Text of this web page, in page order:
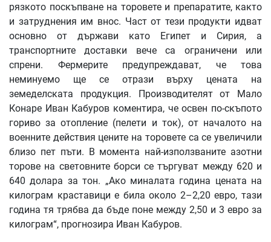
рязкото поскъпване на торовете и препаратите, както
и затруднения им внос. Част от тези продукти идват
основно от държави като Египет и Сирия, а
транспортните доставки вече са ограничени или
спрени. Фермерите предупреждават, че това
неминуемо ще се отрази върху цената на
земеделската продукция. Производителят от Мало
Конаре Иван Кабуров коментира, че освен по-скъпото
гориво за отопление (пелети и ток), от началото на
военните действия цените на торовете са се увеличили
близо пет пъти. В момента най-използваните азотни
торове на световните борси се търгуват между 620 и
640 долара за тон. „Ако миналата година цената на
килограм краставици е била около 2–2,20 евро, тази
година тя трябва да бъде поне между 2,50 и 3 евро за
килограм“, прогнозира Иван Кабуров.